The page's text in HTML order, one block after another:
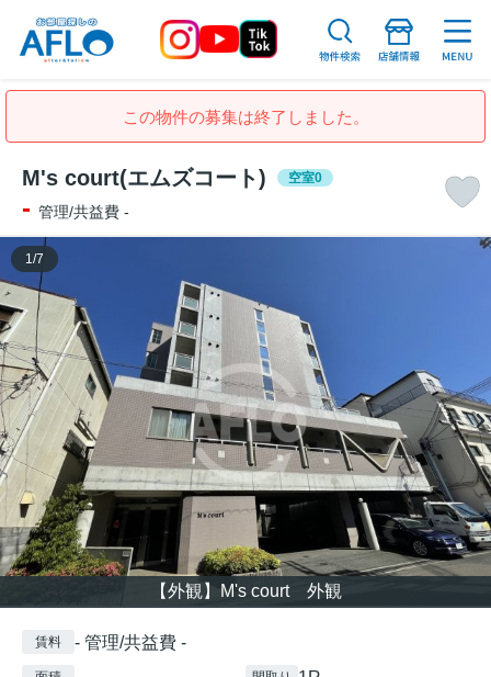
この物件の募集は終了しました。
M's court(エムズコート) 空室0
- 管理/共益費 -
【外観】M's court 外観
1 /7
賃料 - 管理/共益費 -